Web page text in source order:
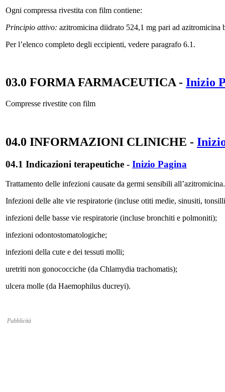
Ogni compressa rivestita con film contiene:
Principio attivo: azitromicina diidrato 524,1 mg pari ad azitromicina
Per l’elenco completo degli eccipienti, vedere paragrafo 6.1.
03.0 FORMA FARMACEUTICA- Inizio
Compresse rivestite con film
04.0 INFORMAZIONI CLINICHE -
04.1 Indicazioni terapeutiche - Inizio Pagina
Trattamento delle infezioni causate da germi sensibili all’azitromicina.
Infezioni delle alte vie respiratorie (incluse otiti medie, sinusiti,
infezioni delle basse vie respiratorie (incluse bronchiti e polmoniti);
infezioni odontostomatologiche;
infezioni della cute e dei tessuti molli;
uretriti non gonococciche (da Chlamydia trachomatis);
ulcera molle (da Haemophilus ducreyi).
Pubblicità